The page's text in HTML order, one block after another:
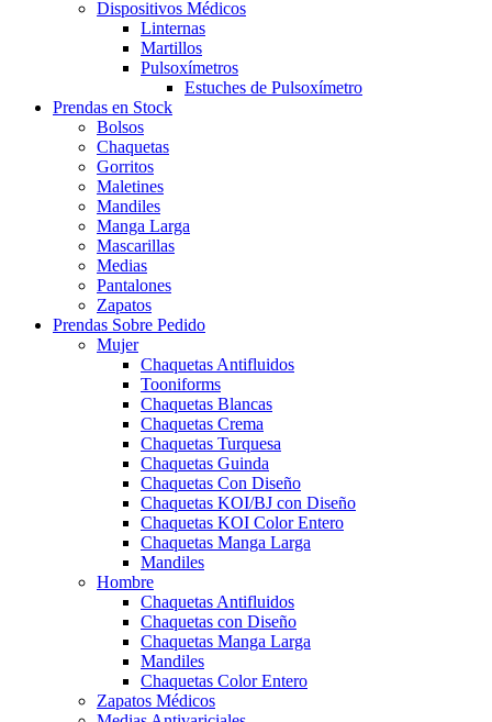
Dispositivos Médicos
Linternas
Martillos
Pulsoxímetros
Estuches de Pulsoxímetro
Prendas en Stock
Bolsos
Chaquetas
Gorritos
Maletines
Mandiles
Manga Larga
Mascarillas
Medias
Pantalones
Zapatos
Prendas Sobre Pedido
Mujer
Chaquetas Antifluidos
Tooniforms
Chaquetas Blancas
Chaquetas Crema
Chaquetas Turquesa
Chaquetas Guinda
Chaquetas Con Diseño
Chaquetas KOI/BJ con Diseño
Chaquetas KOI Color Entero
Chaquetas Manga Larga
Mandiles
Hombre
Chaquetas Antifluidos
Chaquetas con Diseño
Chaquetas Manga Larga
Mandiles
Chaquetas Color Entero
Zapatos Médicos